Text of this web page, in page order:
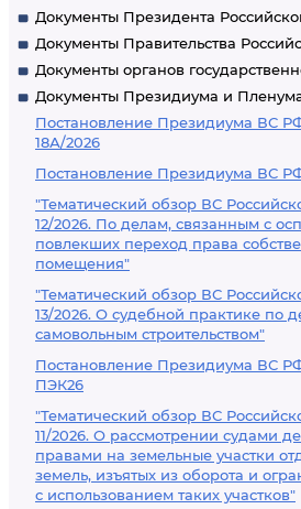
Документы Президента
Документы Правительства
Документы органов
Документы Президиума и
Постановление Президиума ВС РФ
18А/2026
Постановление Президиума ВС РФ
"Тематический обзор ВС
12/2026. По делам, связанным с
повлекших переход права
помещения"
"Тематический обзор ВС
13/2026. О судебной практике по
самовольным строительством"
Постановление Президиума ВС РФ
ПЭК26
"Тематический обзор ВС
11/2026. О рассмотрении судами
правами на земельные участки
земель, изъятых из оборота и
с использованием таких участков"